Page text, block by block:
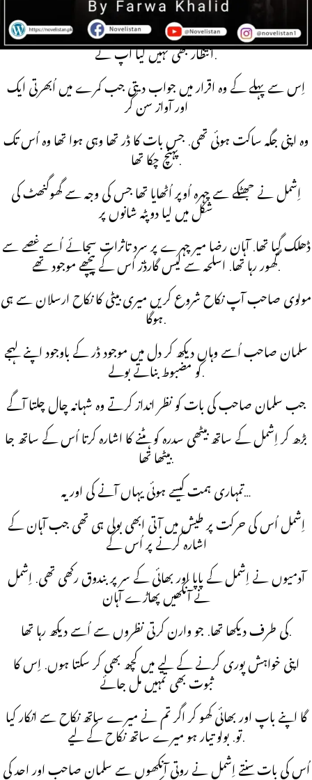
اِتنی بھی کیا جلدی ہے آپ کو مولوی صاحب کے دلہے کے آنے کا
انتظار بھی نہیں کیا آپ نے.
اِس سے پہلے کے وہ اقرار میں جواب دیتی جب کمرے میں اُبھرتی ایک
اور آواز سن کر
وہ اپنی جگہ ساکت ہوئی تھی. جس بات کا ڈر تھا وہی ہوا تھا وہ اُس تک
پہنچ چکا تھا.
اِشمل نے جھٹکے سے چہرہ اُوپر اُٹھایا تھا جس کی وجہ سے گھوگنھٹ کی
شکل میں لیا دوپٹہ شانوں پر
ڈھلک گیا تھا. آہان رضا میر چہرے پر سرد تاثرات سجائے اُسے غصے سے
گھور رہا تھا. اسلحہ سے لیس گارڈز اُس کے پیچھے موجود تھے.
مولوی صاحب آپ نکاح شروع کریں میری بیٹی کا نکاح ارسلان سے ہی
ہوگا.
سلمان صاحب اُسے وہاں دیکھ کر دل میں موجود ڈر کے باوجود اپنے لہجے
کو مضبوط بناتے بولے.
جب سلمان صاحب کی بات کو نظر انداز کرتے وہ شہانہ چال چلتا آگے
بڑھ کر اِشمل کے ساتھ بیٹھی سدرہ کو ہٹنے کا اشارہ کرتا اُس کے ساتھ جا
بیٹھا تھا.
تمہاری ہمت کیسے ہوئی یہاں آنے کی اور یہ…
اِشمل اُس کی حرکت پر طیش میں آتی ابھی بولی ہی تھی جب آہان کے
اشارہ کرنے پر اُس کے
آدمیوں نے اِشمل کے پاپا اور بھائی کے سر پر بندوق رکھی تھی. اِشمل
نے آنکھیں پھاڑے آہان
کی طرف دیکھا تھا. جو وارن کرتی نظروں سے اُسے دیکھ رہا تھا.
اپنی خواہش پوری کرنے کے لیے میں کچھ بھی کر سکتا ہوں. اِس کا
ثبوت بھی تمہیں مل جائے
گا اپنے باپ اور بھائی کھو کر اگر تم نے میرے ساتھ نکاح سے انکار کیا
تو. بولو تیار ہو میرے ساتھ نکاح کے لیے.
اُس کی بات سنتے اِشمل نے روتی آنکھوں سے سلمان صاحب اور احد کی